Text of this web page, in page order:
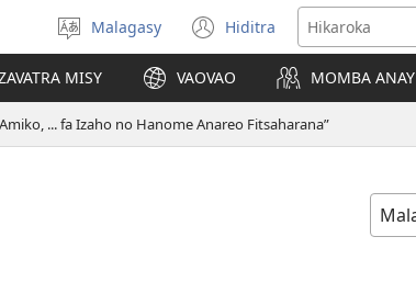
Hifidy
fiteny
Malagasy Hiditra
(manokatra
rohy)
MISY VAOVAO MOMBA ANAY
... fa Izaho no Hanome Anareo Fitsaharana”